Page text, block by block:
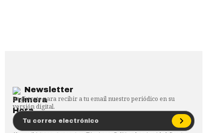
Newsletter
Regístrate para recibir a tu email nuestro periódico en su
versión digital.